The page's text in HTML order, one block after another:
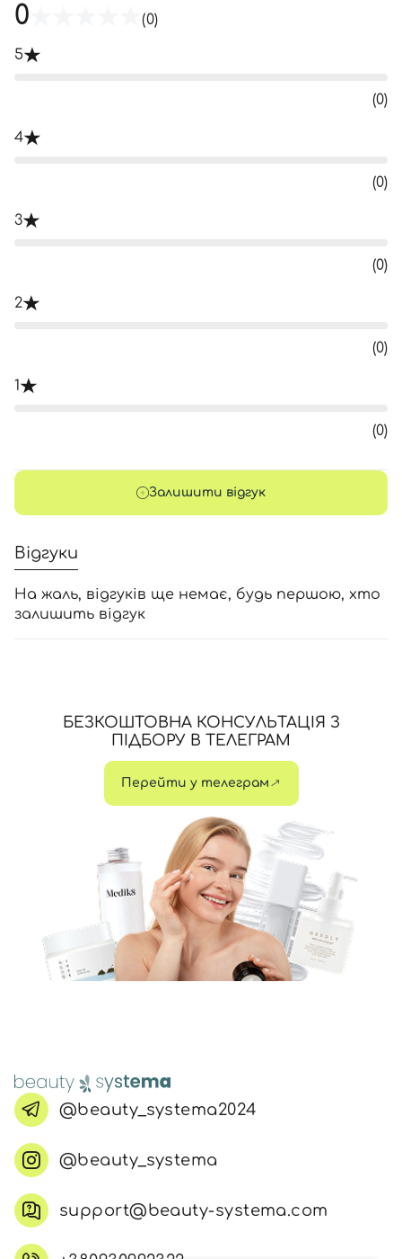
0 (0)
5
(0)
4
(0)
3
(0)
2
(0)
1
(0)
Залишити відгук
Відгуки
На жаль, відгуків ще немає, будь першою, хто
залишить відгук
БЕЗКОШТОВНА КОНСУЛЬТАЦІЯ З
ПІДБОРУ В ТЕЛЕГРАМ
Перейти у телеграм
@beauty_systema2024
@beauty_systema
support@beauty-systema.com